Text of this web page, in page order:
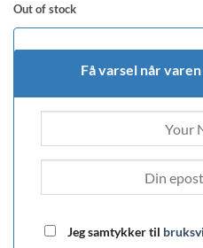
Out of stock
Få varsel når
Jeg samtykker til